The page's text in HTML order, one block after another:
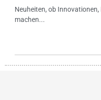
Neuheiten, ob Innovationen,
machen...